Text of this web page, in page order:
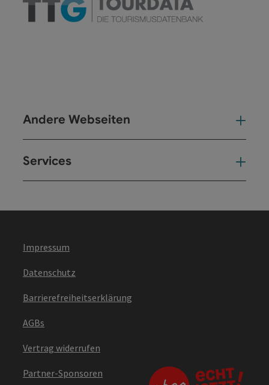
Andere Webseiten
Services
Impressum
Datenschutz
Barrierefreiheitserklärung
AGBs
Vertrag widerrufen
Partner-Sponsoren